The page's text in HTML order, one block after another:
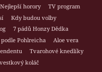
Nejlepší horory
TV program
Kdy budou volby
7 pádů Honzy Dědka
Pohlreicha
Aloe vera
Tvarohové knedlíky
koláč